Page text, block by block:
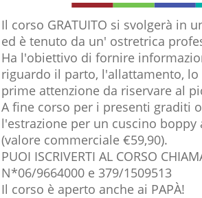
Il corso GRATUITO si svolgerà in
ed è tenuto da un' ostretrica
Ha l'obiettivo di fornire
riguardo il parto, l'allattamento, lo
prime attenzione da riservare al
A fine corso per i presenti graditi
l'estrazione per un cuscino boppy
(valore commerciale €59,90).
PUOI ISCRIVERTI AL CORSO
N*06/9664000 e 379/1509513
Il corso è aperto anche ai PAPÀ!